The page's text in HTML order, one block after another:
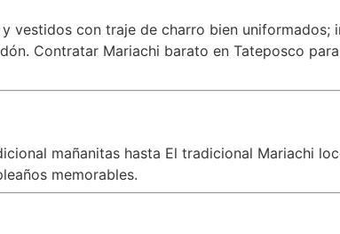
vestidos con traje de charro bien
Contratar Mariachi barato en Tateposco
mañanitas hasta El tradicional Mariachi
memorables.